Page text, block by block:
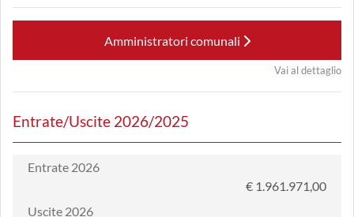
Amministratori comunali
Vai al dettaglio
Entrate/Uscite 2026/2025
Entrate 2026
€ 1.961.971,00
Uscite 2026